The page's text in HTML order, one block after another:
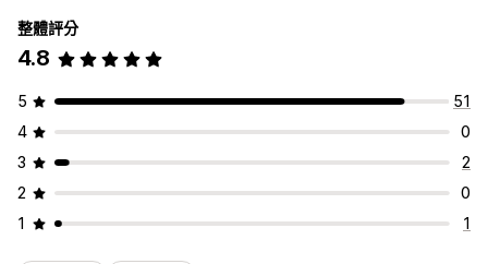
整體評分
4.8
5
51
4
0
3
2
2
0
1
1